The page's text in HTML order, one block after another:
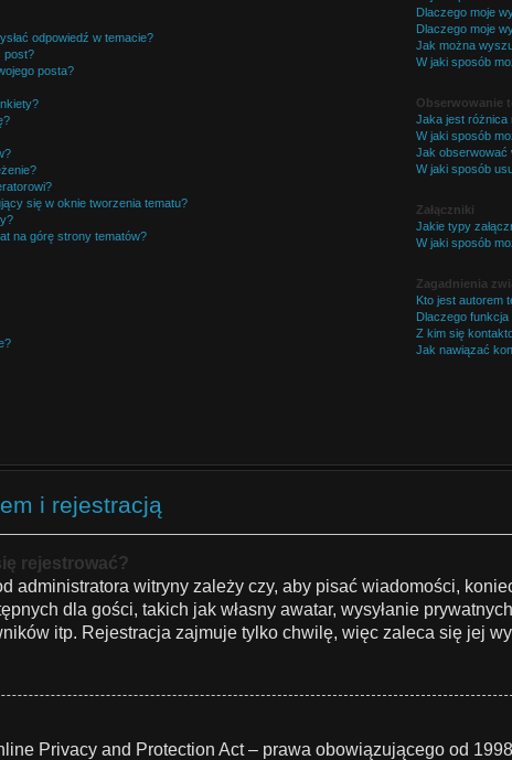
odpowiedź w temacie?
post?
posta?
się w oknie tworzenia tematu?
na górę strony tematów?
Dlaczego moje
Dlaczego moje
Jak można
W jaki sposób
Obserwowanie
Jaka jest różnica
W jaki sposób
Jak obserwować
W jaki sposób
Załączniki
Jakie typy
W jaki sposób
Zagadnienia
Kto jest autorem
Dlaczego
Z kim się
Jak nawiązać
i rejestracją
rejestrować?
administratora witryny zależy czy, aby pisać wiadomości,
dla gości, takich jak własny awatar, wysyłanie
itp. Rejestracja zajmuje tylko chwilę, więc zaleca się jej
Privacy and Protection Act – prawa obowiązującego od